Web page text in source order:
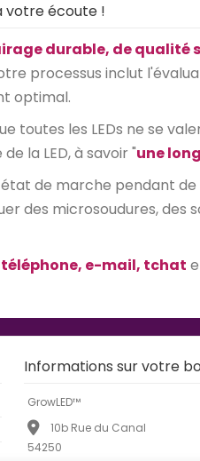
votre écoute !
durable, de qualité
processus inclut
optimal.
toutes les LEDs ne se
la LED, à savoir "une
de marche pendant
des microsoudures, des
e-mail, tchat
Informations sur votre
GrowLED™
10b Rue du Canal
54250